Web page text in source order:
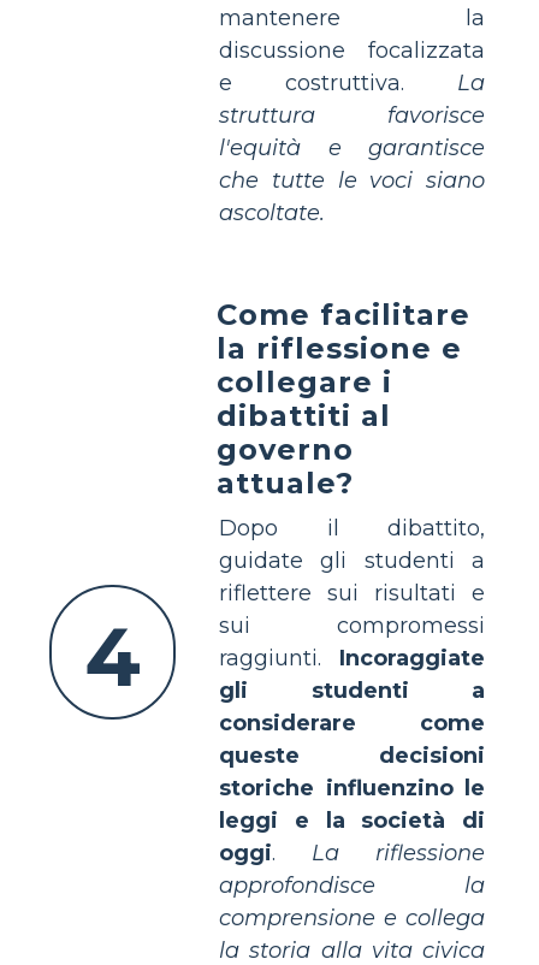
mantenere la
discussione focalizzata
e costruttiva. La
struttura favorisce
l'equità e garantisce
che tutte le voci siano
ascoltate.
4
Come facilitare
la riflessione e
collegare i
dibattiti al
governo
attuale?
Dopo il dibattito,
guidate gli studenti a
riflettere sui risultati e
sui compromessi
raggiunti. Incoraggiate
gli studenti a
considerare come
queste decisioni
storiche influenzino le
leggi e la società di
oggi. La riflessione
approfondisce la
comprensione e collega
la storia alla vita civica